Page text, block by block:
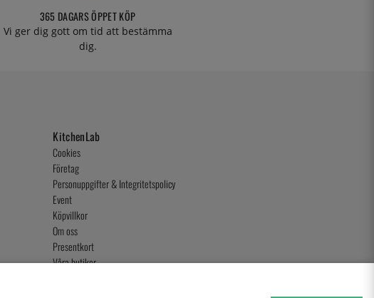
365 DAGARS ÖPPET KÖP
Vi ger dig gott om tid att bestämma
dig.
KitchenLab
Cookies
Företag
Personuppgifter & Integritetspolicy
Event
Köpvillkor
Om oss
Presentkort
Våra butiker